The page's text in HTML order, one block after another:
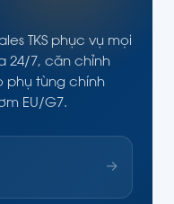
TKS phục vụ mọi
24/7, căn chỉnh
phụ tùng chính
EU/G7.
→